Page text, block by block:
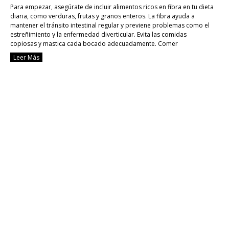
Para empezar, asegúrate de incluir alimentos ricos en fibra en tu dieta
diaria, como verduras, frutas y granos enteros. La fibra ayuda a
mantener el tránsito intestinal regular y previene problemas como el
estreñimiento y la enfermedad diverticular. Evita las comidas
copiosas y mastica cada bocado adecuadamente. Comer
moderadamente y despacio reduce el estrés en …
Leer Más